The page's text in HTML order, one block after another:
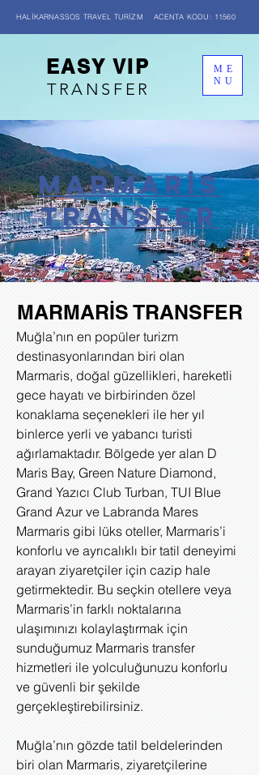
TRANSFER
EASY VIP
ME
NU
HALİKARNASSOS TRAVEL TURİZM ACENTA KODU: 11560
MARMARİS
transfer
MARMARİS TRANSFER
Muğla’nın en popüler turizm
destinasyonlarından biri olan
Marmaris, doğal güzellikleri, hareketli
gece hayatı ve birbirinden özel
konaklama seçenekleri ile her yıl
binlerce yerli ve yabancı turisti
ağırlamaktadır. Bölgede yer alan D
Maris Bay, Green Nature Diamond,
Grand Yazıcı Club Turban, TUI Blue
Grand Azur ve Labranda Mares
Marmaris gibi lüks oteller, Marmaris’i
konforlu ve ayrıcalıklı bir tatil deneyimi
arayan ziyaretçiler için cazip hale
getirmektedir. Bu seçkin otellere veya
Marmaris’in farklı noktalarına
ulaşımınızı kolaylaştırmak için
sunduğumuz Marmaris transfer
hizmetleri ile yolculuğunuzu konforlu
ve güvenli bir şekilde
gerçekleştirebilirsiniz.
Muğla’nın gözde tatil beldelerinden
biri olan Marmaris, ziyaretçilerine